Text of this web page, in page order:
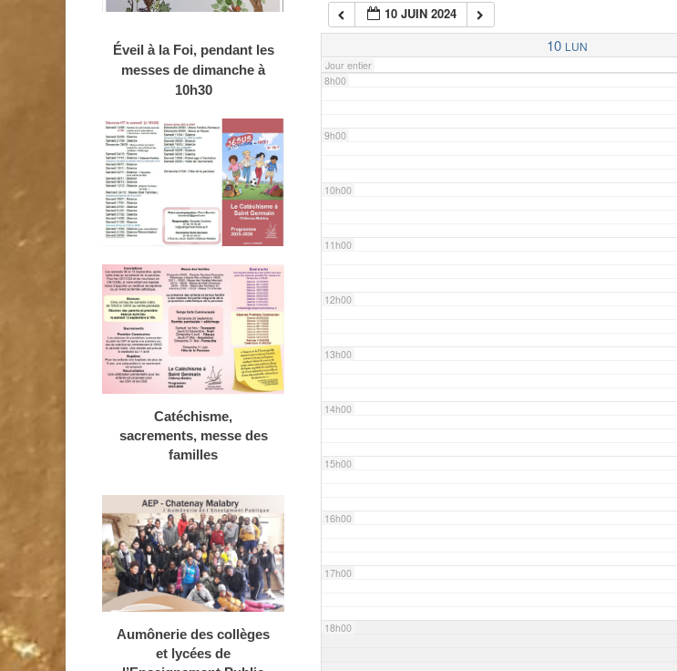
10 JUIN 2024
10 LUN
Jour entier
7h00
8h00
9h00
10h00
11h00
12h00
13h00
14h00
15h00
16h00
17h00
18h00
Éveil à la Foi, pendant les
messes de dimanche à
10h30
Catéchisme,
sacrements, messe des
familles
Aumônerie des collèges
et lycées de